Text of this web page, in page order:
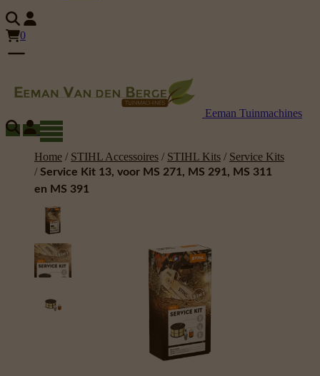
0
Eeman Tuinmachines
Home / STIHL Accessoires / STIHL Kits / Service Kits
/ Service Kit 13, voor MS 271, MS 291, MS 311
en MS 391